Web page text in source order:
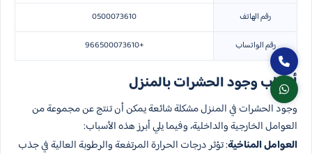
رقم الهاتف
0500073610
رقم الواتساب
+966500073610
أسباب وجود الحشرات بالمنزل
وجود الحشرات في المنزل مشكلة شائعة يمكن أن تنتج عن مجموعة من
العوامل الخارجية والداخلية، وفيما يلي أبرز هذه الأسباب:
العوامل المناخية: تؤثر درجات الحرارة المرتفعة والرطوبة العالية في جذب